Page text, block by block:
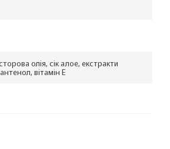
олія, сік алое, екстракти
вітамін Е